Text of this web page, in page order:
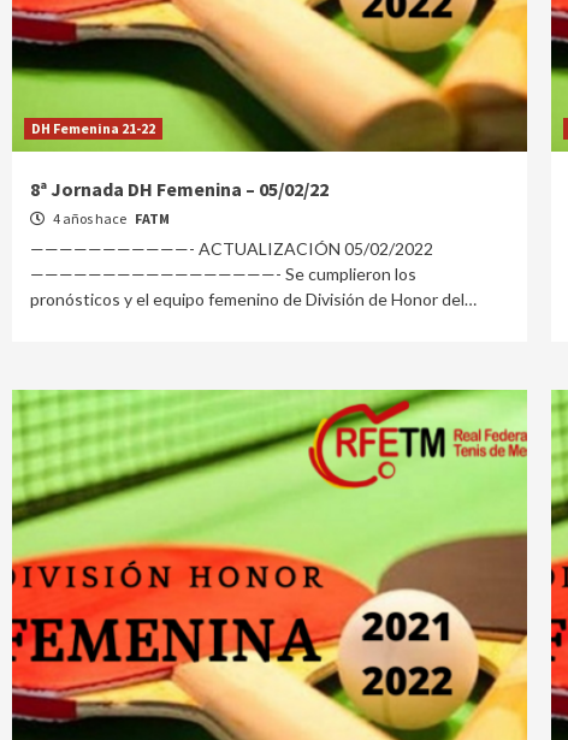
DH Femenina 21-22
8ª Jornada DH Femenina – 05/02/22
4 años hace FATM
———————————- ACTUALIZACIÓN 05/02/2022
—————————————————- Se cumplieron los
pronósticos y el equipo femenino de División de Honor del